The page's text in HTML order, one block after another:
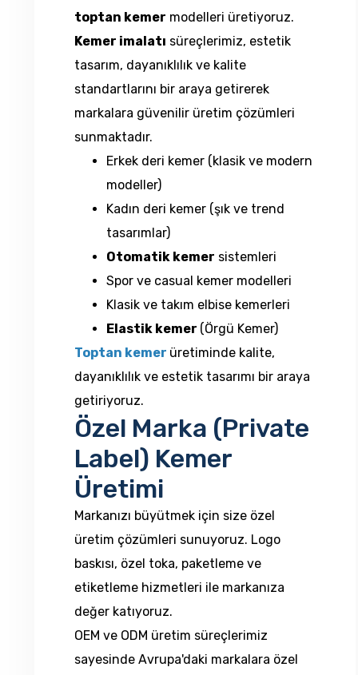
toptan kemer modelleri üretiyoruz.
Kemer imalatı süreçlerimiz, estetik
tasarım, dayanıklılık ve kalite
standartlarını bir araya getirerek
markalara güvenilir üretim çözümleri
sunmaktadır.
Erkek deri kemer (klasik ve modern
modeller)
Kadın deri kemer (şık ve trend
tasarımlar)
Otomatik kemer sistemleri
Spor ve casual kemer modelleri
Klasik ve takım elbise kemerleri
Elastik kemer (Örgü Kemer)
Toptan kemer üretiminde kalite,
dayanıklılık ve estetik tasarımı bir araya
getiriyoruz.
Özel Marka (Private
Label) Kemer
Üretimi
Markanızı büyütmek için size özel
üretim çözümleri sunuyoruz. Logo
baskısı, özel toka, paketleme ve
etiketleme hizmetleri ile markanıza
değer katıyoruz.
OEM ve ODM üretim süreçlerimiz
sayesinde Avrupa'daki markalara özel